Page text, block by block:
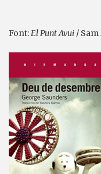
Font:El Punt Avui /